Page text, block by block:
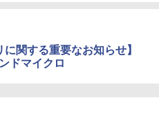
入門講座［第2版］
Kindle Colorsoft | 16GBストレ
関する重要なお知らせ】
ドマイクロ